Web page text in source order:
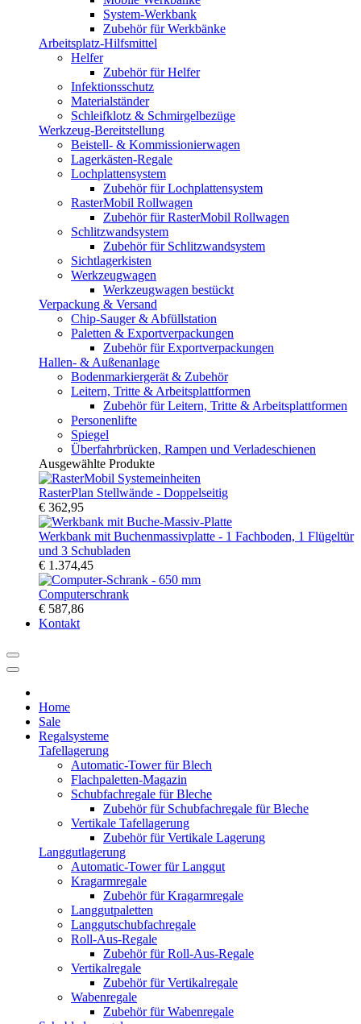
System-Werkbank
Zubehör für Werkbänke
Arbeitsplatz-Hilfsmittel
Helfer
Zubehör für Helfer
Infektionsschutz
Materialständer
Schleifklotz & Schmirgelbezüge
Werkzeug-Bereitstellung
Beistell- & Kommissionierwagen
Lagerkästen-Regale
Lochplattensystem
Zubehör für Lochplattensystem
RasterMobil Rollwagen
Zubehör für RasterMobil Rollwagen
Schlitzwandsystem
Zubehör für Schlitzwandsystem
Sichtlagerkisten
Werkzeugwagen
Werkzeugwagen bestückt
Verpackung & Versand
Chip-Sauger & Abfüllstation
Paletten & Exportverpackungen
Zubehör für Exportverpackungen
Hallen- & Außenanlage
Bodenmarkiergerät & Zubehör
Leitern, Tritte & Arbeitsplattformen
Zubehör für Leitern, Tritte & Arbeitsplattformen
Personenlifte
Spiegel
Überfahrbrücken, Rampen und Verladeschienen
Ausgewählte Produkte
RasterPlan Stellwände - Doppelseitig
€ 362,95
Werkbank mit Buchenmassivplatte - 1 Fachboden, 1 Flügeltür
und 3 Schubladen
€ 1.374,45
Computerschrank
€ 587,86
Kontakt
Home
Sale
Regalsysteme
Tafellagerung
Automatic-Tower für Blech
Flachpaletten-Magazin
Schubfachregale für Bleche
Zubehör für Schubfachregale für Bleche
Vertikale Tafellagerung
Zubehör für Vertikale Lagerung
Langgutlagerung
Automatic-Tower für Langgut
Kragarmregale
Zubehör für Kragarmregale
Langgutpaletten
Langgutschubfachregale
Roll-Aus-Regale
Zubehör für Roll-Aus-Regale
Vertikalregale
Zubehör für Vertikalregale
Wabenregale
Zubehör für Wabenregale